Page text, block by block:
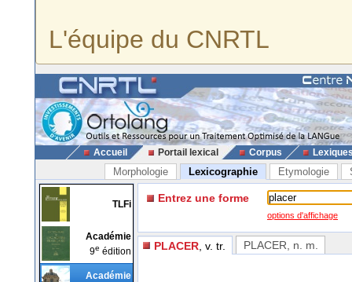
L'équipe du CNRTL
Accueil Portail lexical Corpus
Morphologie Lexicographie Etymologie
TLFi
Académie
9e édition
Académie
Entrez une forme
options d'affichage
PLACER , v. tr. PLACER , n. m.